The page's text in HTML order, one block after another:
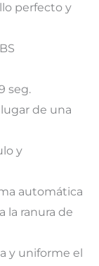
perfecto y
seg.
de una
y
automática
la ranura de
y uniforme el